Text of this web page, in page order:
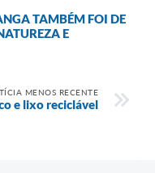
TAMBÉM FOI DE
E
MENOS RECENTE
e lixo reciclável